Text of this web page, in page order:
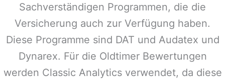
Sachverständigen Programmen, die die
Versicherung auch zur Verfügung haben.
Diese Programme sind DAT und Audatex und
Dynarex. Für die Oldtimer Bewertungen
werden Classic Analytics verwendet, da diese